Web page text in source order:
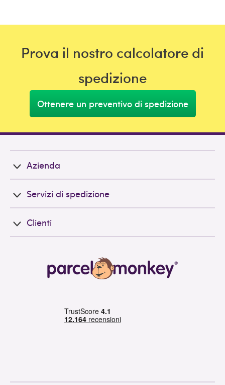
Prova il nostro calcolatore di
spedizione
Ottenere un preventivo di spedizione
Azienda
Servizi di spedizione
Clienti